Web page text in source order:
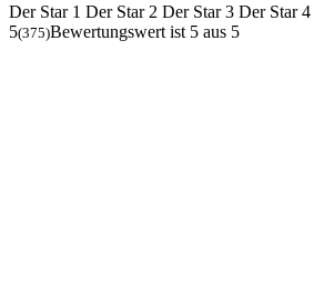
Der Star 1 Der Star 2 Der Star 3 Der Star 4
5(375)Bewertungswert ist 5 aus 5